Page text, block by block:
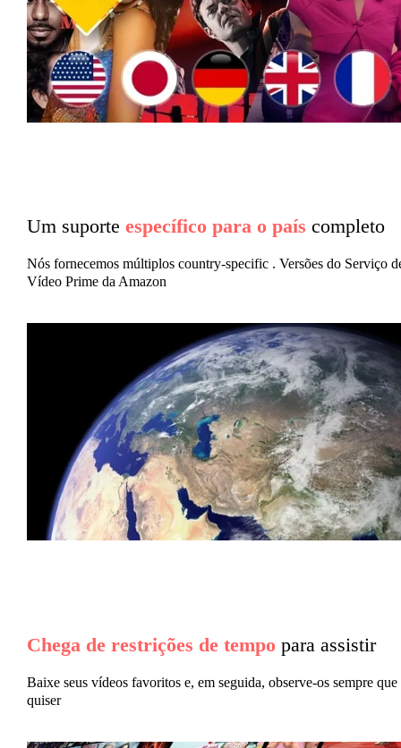
Um suporte específico para o país completo
Nós fornecemos múltiplos country-specific . Versões do Serviço
Vídeo Prime da Amazon
Chega de restrições de tempo para assistir
Baixe seus vídeos favoritos e, em seguida, observe-os sempre que
quiser